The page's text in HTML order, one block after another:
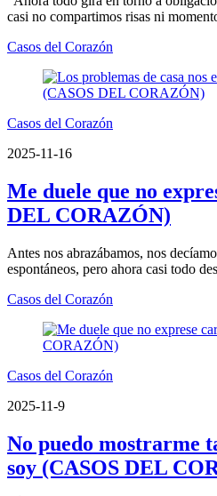
casi no compartimos risas ni
Casos del Corazón
Casos del Corazón
2025-11-16
Me duele que no
DEL CORAZÓN)
Antes nos abrazábamos, nos
espontáneos, pero ahora casi todo
Casos del Corazón
Casos del Corazón
2025-11-9
No puedo mostrarme
soy (CASOS DEL